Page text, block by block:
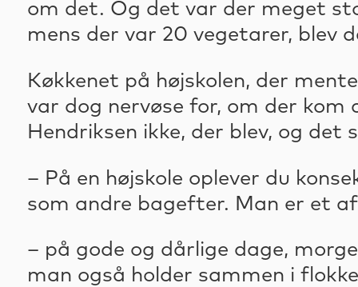
om det. Og det var der meget
mens der var 20 vegetarer, blev
Køkkenet på højskolen, der
var dog nervøse for, om der
Hendriksen ikke, der blev, og
– På en højskole oplever du
som andre bagefter. Man er et
– på gode og dårlige dage,
man også holder sammen i